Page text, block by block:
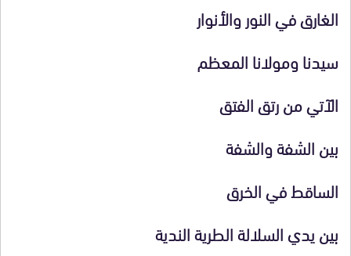
الغارق في النور والأنوار
سيدنا ومولانا المعظم
الآتي من رتق الفتق
بين الشفة والشفة
الساقط في الخرق
بين يدي السلالة الطرية الندية